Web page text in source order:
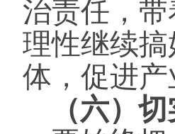
治责任，
理性继续
体，促进产
（六）